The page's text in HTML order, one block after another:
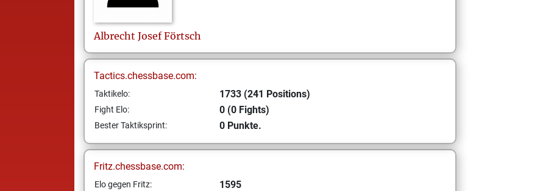
Albrecht Josef Förtsch
Tactics.chessbase.com:
Taktikelo: 1733 (241 Positions)
Fight Elo: 0 (0 Fights)
Bester Taktiksprint: 0 Punkte.
Fritz.chessbase.com:
Elo gegen Fritz: 1595